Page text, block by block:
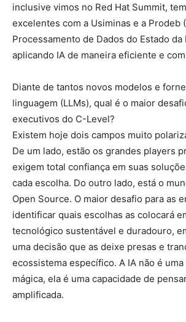
inclusive vimos no Red Hat Summit,
excelentes com a Usiminas e a Prodeb
Processamento de Dados do Estado da
aplicando IA de maneira eficiente e
Diante de tantos novos modelos e
linguagem (LLMs), qual é o maior
executivos do C-Level?
Existem hoje dois campos muito
De um lado, estão os grandes players
exigem total confiança em suas
cada escolha. Do outro lado, está o
Open Source. O maior desafio para as
identificar quais escolhas as colocará
tecnológico sustentável e duradouro,
uma decisão que as deixe presas e
ecossistema específico. A IA não é
mágica, ela é uma capacidade de
amplificada.